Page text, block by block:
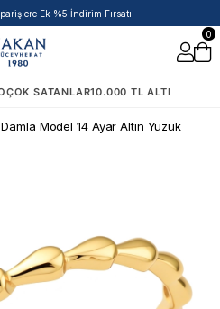
Ek %5 İndirim Fırsatı!
0
ÇOK SATANLAR10.000 TL ALTI
Damla Model 14 Ayar Altın Yüzük